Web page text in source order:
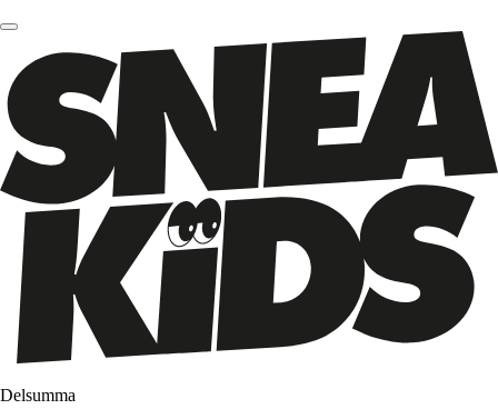
Delsumma